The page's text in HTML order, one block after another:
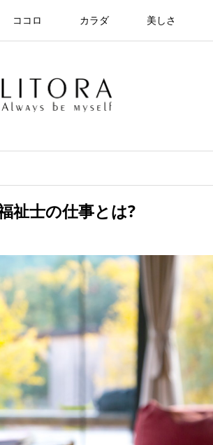
ココロ カラダ 美しさ
祉士の仕事とは?